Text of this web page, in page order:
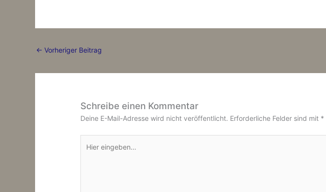
← Vorheriger Beitrag
Schreibe einen Kommentar
Deine E-Mail-Adresse wird nicht veröffentlicht. Erforderliche Felder sind mit *
eingeben…